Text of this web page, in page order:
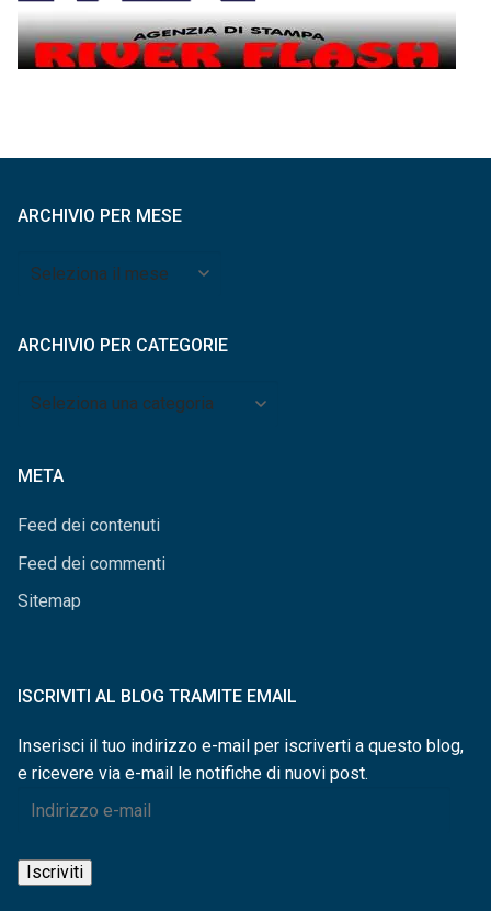
ARCHIVIO PER MESE
Archivio
ARCHIVIO PER CATEGORIE
Archivio
META
Feed dei contenuti
Feed dei commenti
Sitemap
ISCRIVITI AL BLOG TRAMITE EMAIL
Inserisci il tuo indirizzo e-mail per iscriverti a questo blog,
e ricevere via e-mail le notifiche di nuovi post.
Indirizzo
mail
Iscriviti